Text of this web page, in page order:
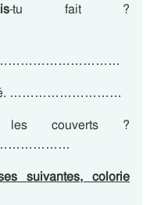
-tu fait ?
………………………
couverts ?
suivantes, colorie